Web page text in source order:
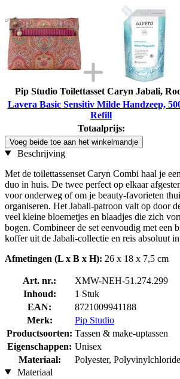
Pip Studio Toilettasset Caryn Jabali,
Lavera Basic Sensitiv Milde Handzeep,
Refill
Totaalprijs:
Voeg beide toe aan het winkelmandje
Beschrijving
Met de toilettassenset Caryn Combi haal je
duo in huis. De twee perfect op elkaar
voor onderweg of om je beauty-favorieten
organiseren. Het Jabali-patroon valt op door
veel kleine bloemetjes en blaadjes die zich
bogen. Combineer de set eenvoudig met een
koffer uit de Jabali-collectie en reis absoluut
Afmetingen (L x B x H): 26 x 18 x 7,5 cm
Art. nr.:
XMW-NEH-51.274.299
Inhoud:
1 Stuk
EAN:
8721009941188
Merk:
Pip Studio
Productsoorten: Tassen & make-uptassen
Eigenschappen: Unisex
Materiaal:
Polyester,
Materiaal